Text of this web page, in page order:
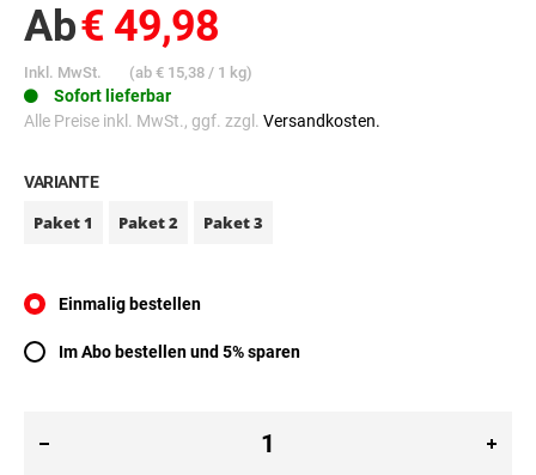
Ab€ 49,98
Inkl. MwSt. (ab € 15,38 / 1 kg)
Sofort lieferbar
Alle Preise inkl. MwSt., ggf. zzgl. Versandkosten.
VARIANTE
Paket 1 Paket 2 Paket 3
Einmalig bestellen
Im Abo bestellen und 5% sparen